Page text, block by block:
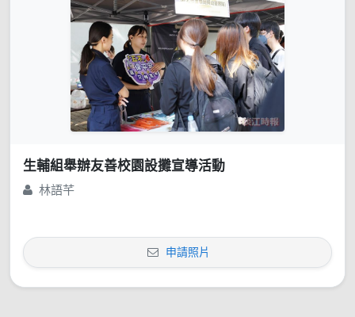
生輔組舉辦友善校園設攤宣導活動
林語芊
申請照片